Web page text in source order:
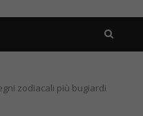
zodiacali più bugiardi